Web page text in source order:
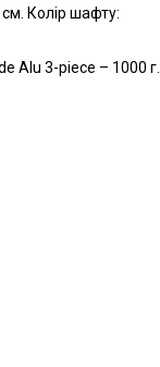
Колір шафту:
Alu 3-piece – 1000 г.